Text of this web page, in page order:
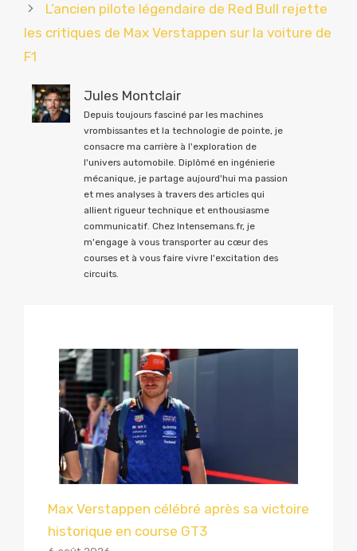
L’ancien pilote légendaire de Red Bull rejette
les critiques de Max Verstappen sur la voiture de
F1
Jules Montclair
Depuis toujours fasciné par les machines
vrombissantes et la technologie de pointe, je
consacre ma carrière à l'exploration de
l'univers automobile. Diplômé en ingénierie
mécanique, je partage aujourd'hui ma passion
et mes analyses à travers des articles qui
allient rigueur technique et enthousiasme
communicatif. Chez Intensemans.fr, je
m'engage à vous transporter au cœur des
courses et à vous faire vivre l'excitation des
circuits.
Max Verstappen célébré après sa victoire
historique en course GT3